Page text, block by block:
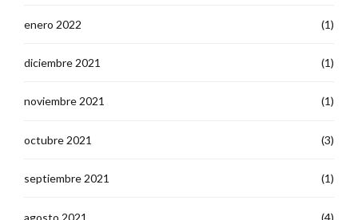
enero 2022 (1)
diciembre 2021 (1)
noviembre 2021 (1)
octubre 2021 (3)
septiembre 2021 (1)
agosto 2021 (4)